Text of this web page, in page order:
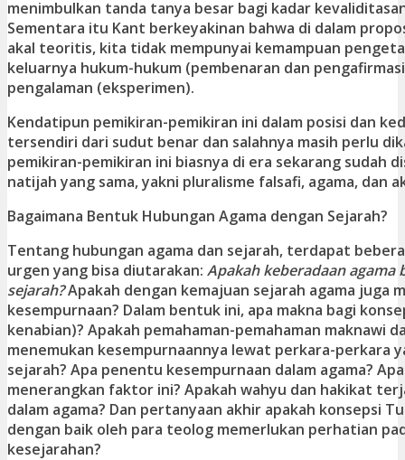
menimbulkan tanda tanya besar bagi kadar
Sementara itu Kant berkeyakinan bahwa di dalam
akal teoritis, kita tidak mempunyai kemampuan
keluarnya hukum-hukum (pembenaran dan
pengalaman (eksperimen).
Kendatipun pemikiran-pemikiran ini dalam posisi dan
tersendiri dari sudut benar dan salahnya masih perlu
pemikiran-pemikiran ini biasnya di era sekarang sudah
natijah yang sama, yakni pluralisme falsafi, agama, dan
Bagaimana Bentuk Hubungan Agama dengan Sejarah?
Tentang hubungan agama dan sejarah, terdapat
urgen yang bisa diutarakan: Apakah keberadaan agama
sejarah?Apakah dengan kemajuan sejarah agama juga
kesempurnaan? Dalam bentuk ini, apa makna bagi
kenabian)? Apakah pemahaman-pemahaman maknawi
menemukan kesempurnaannya lewat perkara-perkara
sejarah? Apa penentu kesempurnaan dalam agama?
menerangkan faktor ini? Apakah wahyu dan hakikat
dalam agama? Dan pertanyaan akhir apakah konsepsi
dengan baik oleh para teolog memerlukan perhatian
kesejarahan?